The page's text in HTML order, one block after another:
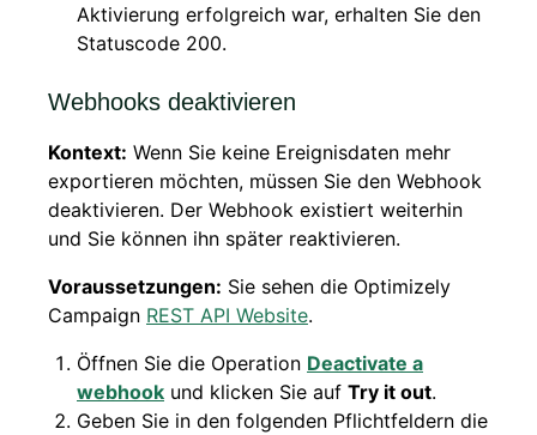
Aktivierung erfolgreich war, erhalten Sie den
Statuscode 200.
Webhooks deaktivieren
Kontext: Wenn Sie keine Ereignisdaten mehr
exportieren möchten, müssen Sie den Webhook
deaktivieren. Der Webhook existiert weiterhin
und Sie können ihn später reaktivieren.
Voraussetzungen: Sie sehen die Optimizely
Campaign REST API Website.
Öffnen Sie die Operation Deactivate a
webhook und klicken Sie auf Try it out.
Geben Sie in den folgenden Pflichtfeldern die